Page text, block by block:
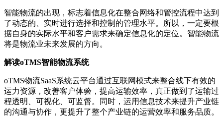
智能物流的出现，标志着信息化在整合网络和管控流程中达到
了动态的、实时进行选择和控制的管理水平。所以，一定要根
据自身的实际水平和客户需求来确定信息化的定位。智能物流
将是物流业未来发展的方向。
解读oTMS智能物流系统
oTMS物流SaaS系统云平台通过互联网模式来整合线下有效的
运力资源，改善客户体验，提高运输效率，真正做到了运输过
程透明、可视化、可监督。同时，运用信息技术来提升产业链
的沟通与协作，更提升了整个产业链的运营效率和服务品质。